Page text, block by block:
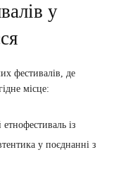
у
фестивалів, де
місце:
із
у поєднанні з